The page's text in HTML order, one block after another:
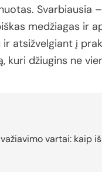
Svarbiausia –
medžiagas ir
ir atsižvelgiant į
kuri džiugins ne
vartai: kaip